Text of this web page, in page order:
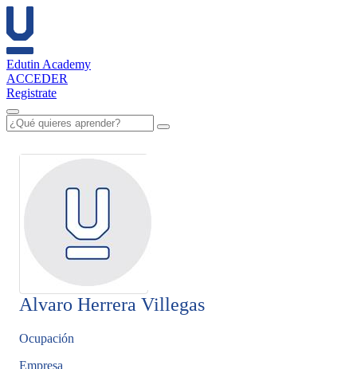
Edutin Academy
ACCEDER
Registrate
Alvaro Herrera Villegas
Ocupación
Empresa